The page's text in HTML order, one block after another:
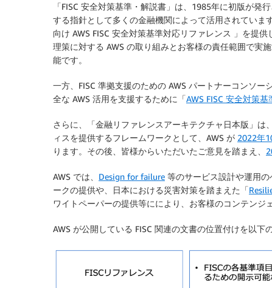
「FISC 安全対策基準・解説書」は、1985年に初版が
する指針として多くの金融機関によって活用されていま
向け AWS FISC 安全対策基準対応リファレンス 」を提
理策に対する AWS の取り組みとお客様の責任範囲で実
能です。
一方、FISC 準拠支援のための AWS パートナーコンソ
全な AWS 活用を支援するために「AWS FISC 安全対策
さらに、「金融リファレンスアーキテクチャ日本版」
ィスを提供するフレームワークとして、AWS が 2022年
ります。その後、皆様からいただいたご意見を踏まえ、
AWS では、 Design for failure 等のサービス設計や運用
ークの提供や、日本における災害対策を踏まえた「
ワイトペーパーの提供等ににより、お客様のコンテンジ
AWS が公開している FISC 関連の文書の位置付けを以下